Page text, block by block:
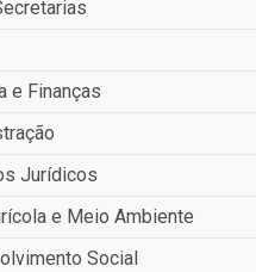
e Finanças
Jurídicos
e Meio Ambiente
Social